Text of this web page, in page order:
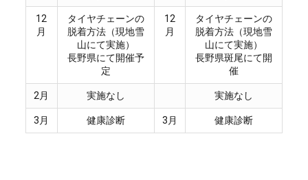
12
月
タイヤチェーンの
脱着方法（現地雪
山にて実施）
長野県にて開催予
定
12
月
タイヤチェーンの
脱着方法（現地雪
山にて実施）
長野県斑尾にて開
催
2月 実施なし 実施なし
3月 健康診断 3月 健康診断